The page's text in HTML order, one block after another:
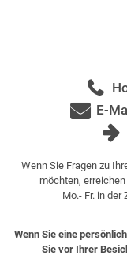
E-
Wenn Sie Fragen zu
möchten,
Mo.- Fr. in der
Wenn Sie eine
Sie vor Ihrer